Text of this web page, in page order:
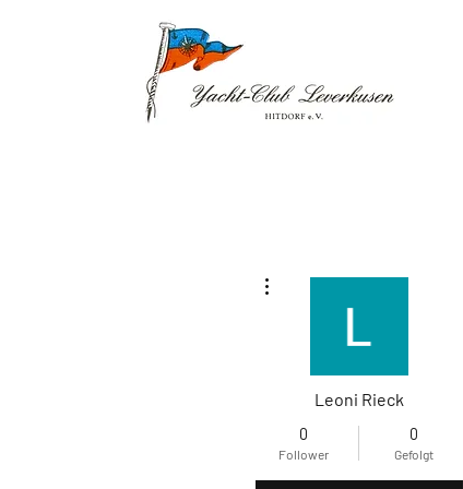
Leoni Rieck
0
Follower
0
Gefolgt